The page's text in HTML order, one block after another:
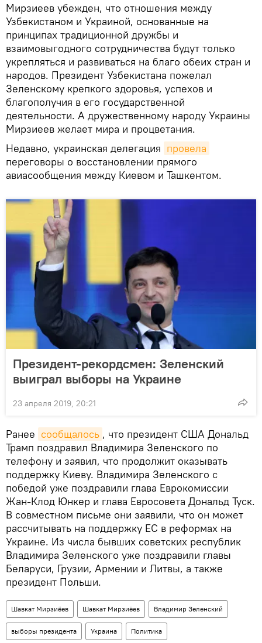
Мирзиеев убежден, что отношения между
Узбекистаном и Украиной, основанные на
принципах традиционной дружбы и
взаимовыгодного сотрудничества будут только
укрепляться и развиваться на благо обеих стран и
народов. Президент Узбекистана пожелал
Зеленскому крепкого здоровья, успехов и
благополучия в его государственной
деятельности. А дружественному народу Украины
Мирзиеев желает мира и процветания.
Недавно, украинская делегация провела
переговоры о восстановлении прямого
авиасообщения между Киевом и Ташкентом.
Президент-рекордсмен: Зеленский
выиграл выборы на Украине
23 апреля 2019, 20:21
Ранее сообщалось , что президент США Дональд
Трамп поздравил Владимира Зеленского по
телефону и заявил, что продолжит оказывать
поддержку Киеву. Владимира Зеленского с
победой уже поздравили глава Еврокомиссии
Жан-Клод Юнкер и глава Евросовета Дональд Туск.
В совместном письме они заявили, что он может
рассчитывать на поддержку ЕС в реформах на
Украине. Из числа бывших советских республик
Владимира Зеленского уже поздравили главы
Беларуси, Грузии, Армении и Литвы, а также
президент Польши.
Шавкат Мирзиёев Шавкат Мирзиёев Владимир Зеленский
выборы президента Украина Политика